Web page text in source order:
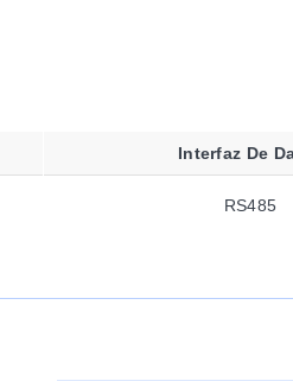
Interfaz De
RS485